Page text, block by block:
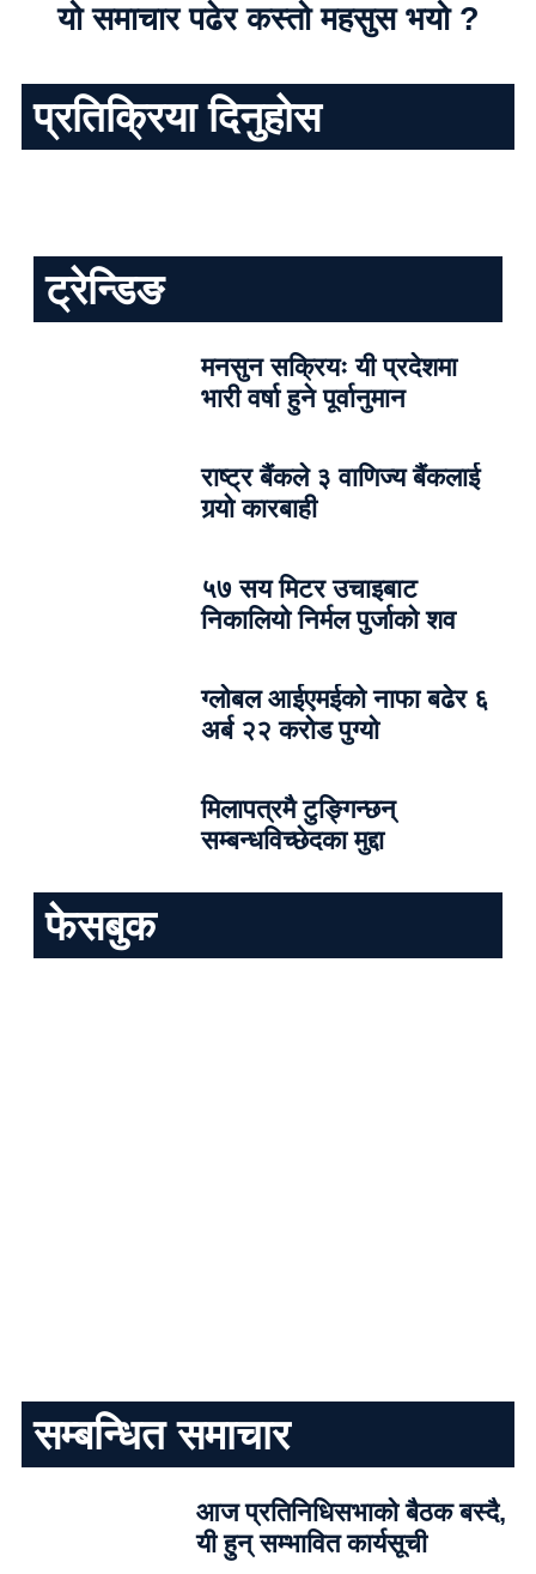
यो समाचार पढेर कस्तो महसुस भयो ?
प्रतिक्रिया दिनुहोस
ट्रेन्डिङ
मनसुन सक्रियः यी प्रदेशमा
भारी वर्षा हुने पूर्वानुमान
राष्ट्र बैंकले ३ वाणिज्य बैंकलाई
गर्‍यो कारबाही
५७ सय मिटर उचाइबाट
निकालियो निर्मल पुर्जाको शव
ग्लोबल आईएमईको नाफा बढेर ६
अर्ब २२ करोड पुग्यो
मिलापत्रमै टुङ्गिन्छन्
सम्बन्धविच्छेदका मुद्दा
फेसबुक
सम्बन्धित समाचार
आज प्रतिनिधिसभाको बैठक बस्दै,
यी हुन् सम्भावित कार्यसूची